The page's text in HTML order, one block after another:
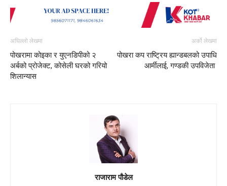
अघिल्लो लेखमा
पोखरामा कोइका र युएनडिपीको २
अर्बको प्रोजेक्ट, कोसेली घरको गरियो
शिलान्यास
अर्को लेखमा
पोखरा कप राष्ट्रिय ह्यान्डबलको उपाधि
आर्मीलाई, गण्डकी उपविजेता
राजाराम पौडेल